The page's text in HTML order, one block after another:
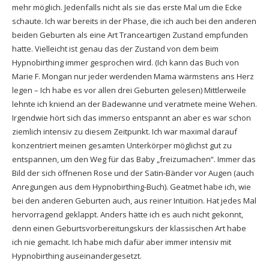
mehr möglich. Jedenfalls nicht als sie das erste Mal um die Ecke
schaute. Ich war bereits in der Phase, die ich auch bei den anderen
beiden Geburten als eine Art Tranceartigen Zustand empfunden
hatte. Vielleicht ist genau das der Zustand von dem beim
Hypnobirthing immer gesprochen wird. (Ich kann das Buch von
Marie F. Mongan nur jeder werdenden Mama wärmstens ans Herz
legen – Ich habe es vor allen drei Geburten gelesen) Mittlerweile
lehnte ich kniend an der Badewanne und veratmete meine Wehen.
Irgendwie hört sich das immerso entspannt an aber es war schon
ziemlich intensiv zu diesem Zeitpunkt. Ich war maximal darauf
konzentriert meinen gesamten Unterkörper möglichst gut zu
entspannen, um den Weg für das Baby „freizumachen“. Immer das
Bild der sich öffnenen Rose und der Satin-Bänder vor Augen (auch
Anregungen aus dem Hypnobirthing-Buch). Geatmet habe ich, wie
bei den anderen Geburten auch, aus reiner Intuition. Hat jedes Mal
hervorragend geklappt. Anders hätte ich es auch nicht gekonnt,
denn einen Geburtsvorbereitungskurs der klassischen Art habe
ich nie gemacht. Ich habe mich dafür aber immer intensiv mit
Hypnobirthing auseinandergesetzt.